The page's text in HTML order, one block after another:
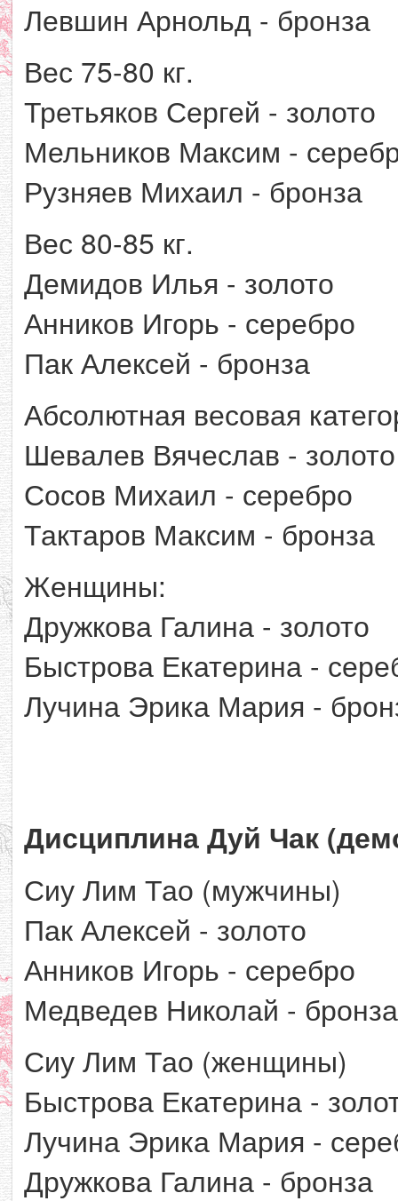
Левшин Арнольд - бронза
Вес 75-80 кг.
Третьяков Сергей - золото
Мельников Максим -
Рузняев Михаил - бронза
Вес 80-85 кг.
Демидов Илья - золото
Анников Игорь - серебро
Пак Алексей - бронза
Абсолютная весовая
Шевалев Вячеслав - золото
Сосов Михаил - серебро
Тактаров Максим - бронза
Женщины:
Дружкова Галина - золото
Быстрова Екатерина -
Лучина Эрика Мария -
Дисциплина Дуй Чак
Сиу Лим Тао (мужчины)
Пак Алексей - золото
Анников Игорь - серебро
Медведев Николай - бронза
Сиу Лим Тао (женщины)
Быстрова Екатерина -
Лучина Эрика Мария -
Дружкова Галина - бронза